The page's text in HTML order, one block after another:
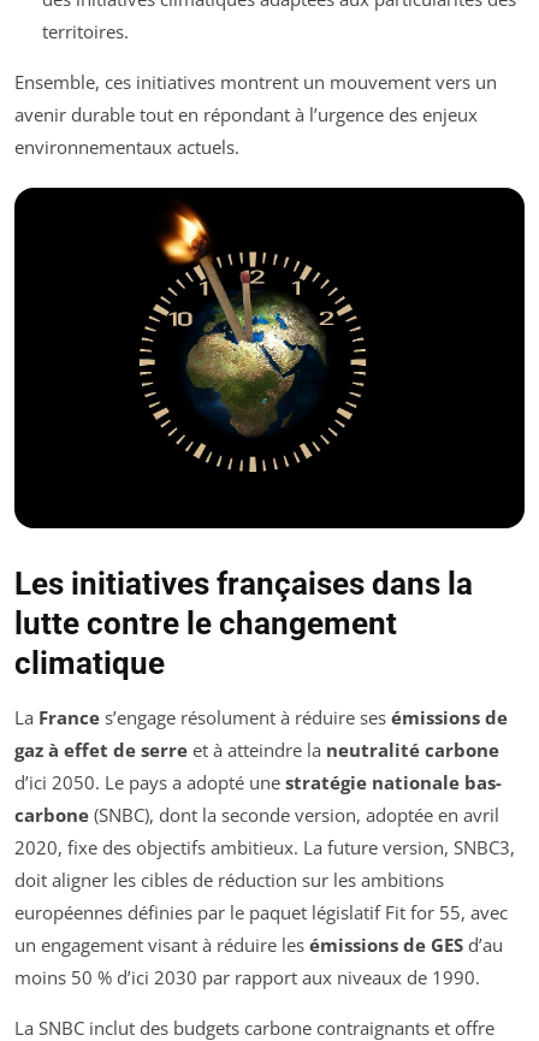
territoires.
Ensemble, ces initiatives montrent un mouvement vers un
avenir durable tout en répondant à l’urgence des enjeux
environnementaux actuels.
Les initiatives françaises dans la
lutte contre le changement
climatique
La France s’engage résolument à réduire ses émissions de
gaz à effet de serre et à atteindre la neutralité carbone
d’ici 2050. Le pays a adopté une stratégie nationale bas-
carbone (SNBC), dont la seconde version, adoptée en avril
2020, fixe des objectifs ambitieux. La future version, SNBC3,
doit aligner les cibles de réduction sur les ambitions
européennes définies par le paquet législatif Fit for 55, avec
un engagement visant à réduire les émissions de GES d’au
moins 50 % d’ici 2030 par rapport aux niveaux de 1990.
La SNBC inclut des budgets carbone contraignants et offre